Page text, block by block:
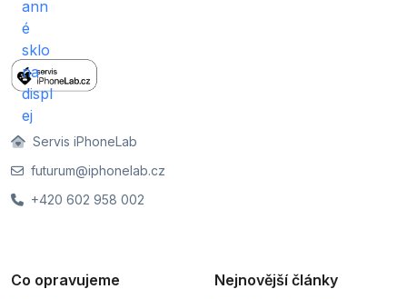
Servis iPhoneLab
futurum@iphonelab.cz
+420 602 958 002
Co opravujeme Nejnovější články